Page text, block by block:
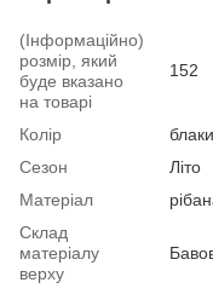
(Інформаційно)
розмір, який
буде вказано
на товарі
152
Колір
Сезон
Літо
Матеріал
Склад
матеріалу
верху